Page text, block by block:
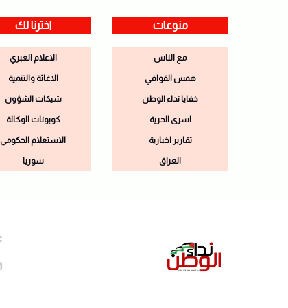
منوعات
مع الناس
همس القوافي
خفايا نداء الوطن
اسرى الحرية
تقارير اخبارية
العراق
اخترنا لك
الاعلام العبري
الاغاثة والتنمية
شيكات الشؤون
كوبونات الوكالة
الاستعلام الحكومي
سوريا